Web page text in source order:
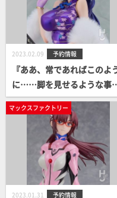
2023.02.09 予約情報
『ああ、常であればこのよ
に……脚を見せるような事
ありえません。』バーサー
ー/源頼光 英霊旅装Ver. 案内
マックスファクトリー
2023.01.31 予約情報